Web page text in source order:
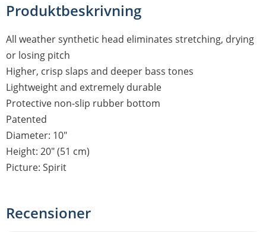
Produktbeskrivning
All weather synthetic head eliminates stretching, drying
or losing pitch
Higher, crisp slaps and deeper bass tones
Lightweight and extremely durable
Protective non-slip rubber bottom
Patented
Diameter: 10"
Height: 20" (51 cm)
Picture: Spirit
Recensioner